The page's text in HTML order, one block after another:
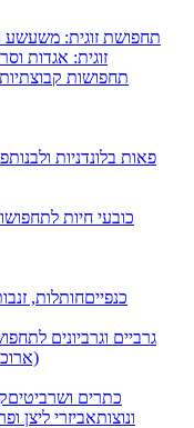
תחפושת זוגית: משעשע
זוגית: אגדות
תחפושות
פאות בלונדניות ולבנות
כובעי חיות
כנפייםחותלות,
גרביים וגרביונים
כתרים ושרביטים
ונוצותאביזרי ליצן